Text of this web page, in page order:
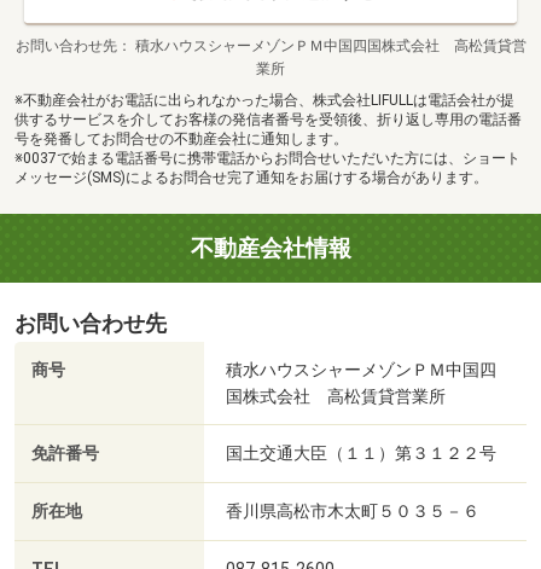
お問い合わせ先
積水ハウスシャーメゾンＰＭ中国四国株式会社 高松賃貸営
業所
※不動産会社がお電話に出られなかった場合、株式会社LIFULLは電話会社が提
供するサービスを介してお客様の発信者番号を受領後、折り返し専用の電話番
号を発番してお問合せの不動産会社に通知します。
※0037で始まる電話番号に携帯電話からお問合せいただいた方には、ショート
メッセージ(SMS)によるお問合せ完了通知をお届けする場合があります。
不動産会社情報
お問い合わせ先
商号
積水ハウスシャーメゾンＰＭ中国四
国株式会社 高松賃貸営業所
免許番号 国土交通大臣（１１）第３１２２号
所在地 香川県高松市木太町５０３５－６